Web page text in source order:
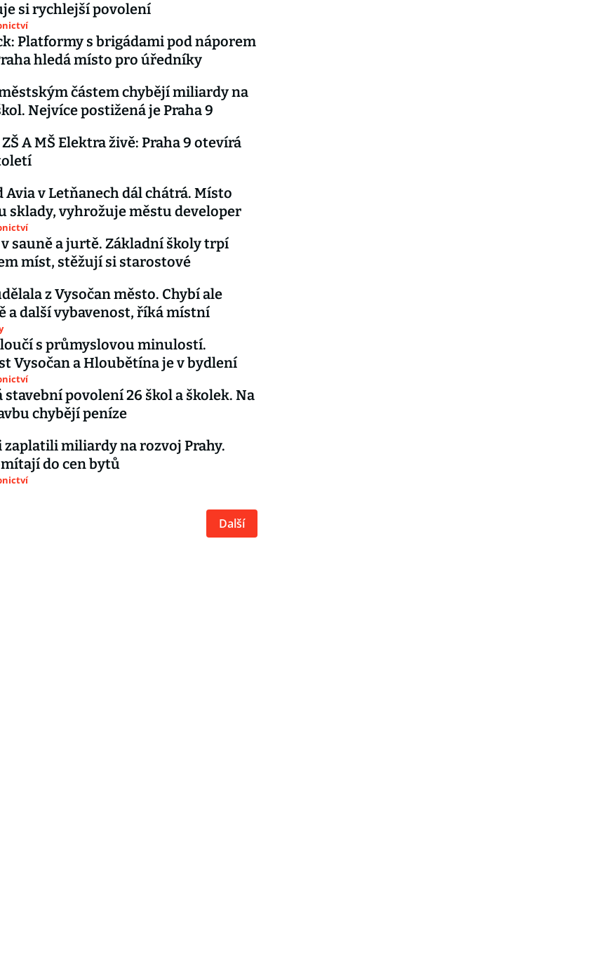
si rychlejší povolení
Platformy s brigádami pod náporem
hledá místo pro úředníky
částem chybějí miliardy na
Nejvíce postižená je Praha 9
A MŠ Elektra živě: Praha 9 otevírá
v Letňanech dál chátrá. Místo
sklady, vyhrožuje městu developer
sauně a jurtě. Základní školy trpí
míst, stěžují si starostové
z Vysočan město. Chybí ale
a další vybavenost, říká místní
loučí s průmyslovou minulostí.
Vysočan a Hloubětína je v bydlení
stavební povolení 26 škol a školek. Na
chybějí peníze
zaplatili miliardy na rozvoj Prahy.
do cen bytů
Další